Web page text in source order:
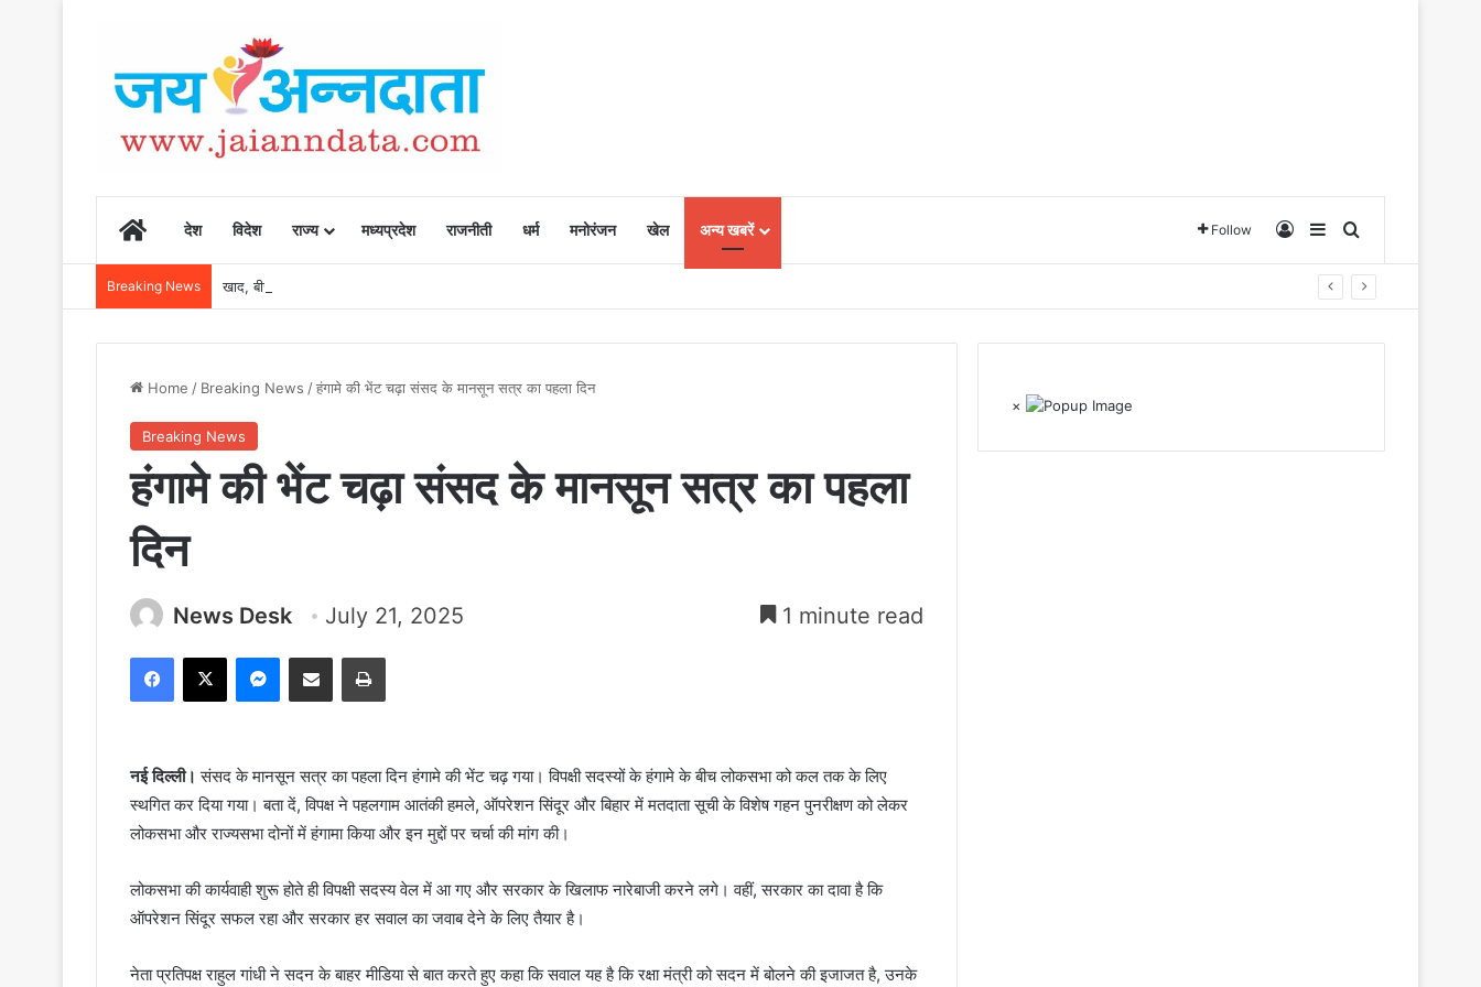
Homeदेश विदेश राज्य मध्यप्रदेश राजनीती धर्म मनोरंजन खेल अन्य खबरें Follow Log InSidebarSearch for
Breaking News खाद, बीज और उर्वरकों की समय पर उपलब्धता से किसानों में उत्साह, नैनो डीएपी और नैनो यूरिया बने किसानों के भरोसेमंद कृषि साथी…..
Home / Breaking News /हंगामे की भेंट चढ़ा संसद के मानसून सत्र का पहला दिन
Breaking News
हंगामे की भेंट चढ़ा संसद के मानसून सत्र का पहला
दिन
News Desk July 21, 2025 1 minute read
Facebook
X Messenger
Share via Email Print
नई दिल्ली। संसद के मानसून सत्र का पहला दिन हंगामे की भेंट चढ़ गया। विपक्षी सदस्यों के हंगामे के बीच लोकसभा को कल तक के लिए
स्थगित कर दिया गया। बता दें, विपक्ष ने पहलगाम आतंकी हमले, ऑपरेशन सिंदूर और बिहार में मतदाता सूची के विशेष गहन पुनरीक्षण को लेकर
लोकसभा और राज्यसभा दोनों में हंगामा किया और इन मुद्दों पर चर्चा की मांग की।
लोकसभा की कार्यवाही शुरू होते ही विपक्षी सदस्य वेल में आ गए और सरकार के खिलाफ नारेबाजी करने लगे। वहीं, सरकार का दावा है कि
ऑपरेशन सिंदूर सफल रहा और सरकार हर सवाल का जवाब देने के लिए तैयार है।
नेता प्रतिपक्ष राहुल गांधी ने सदन के बाहर मीडिया से बात करते हुए कहा कि सवाल यह है कि रक्षा मंत्री को सदन में बोलने की इजाजत है, उनके
×